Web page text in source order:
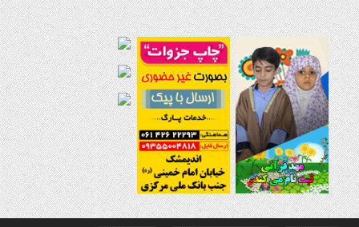
هفتمین همایش بانوان فعال در عرصه‌ هیئت کشور
9 ماه قبل
برگزاری رویداد ملی جامعه پرداز